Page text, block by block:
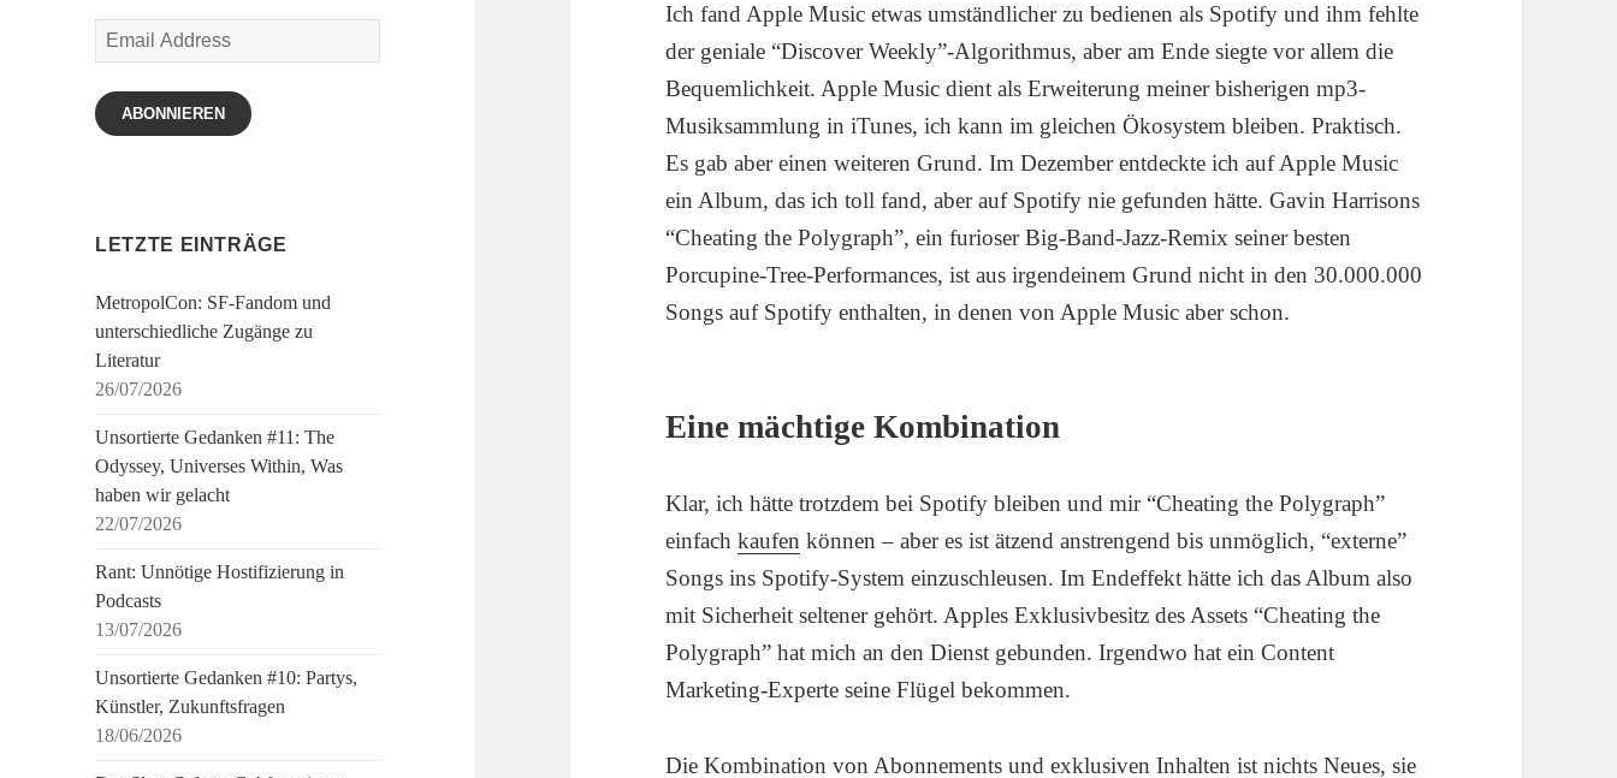
Email
Address
ABONNIEREN
LETZTE EINTRÄGE
MetropolCon: SF-Fandom und
unterschiedliche Zugänge zu
Literatur
26/07/2026
Unsortierte Gedanken #11: The
Odyssey, Universes Within, Was
haben wir gelacht
22/07/2026
Rant: Unnötige Hostifizierung in
Podcasts
13/07/2026
Unsortierte Gedanken #10: Partys,
Künstler, Zukunftsfragen
18/06/2026
Ich fand Apple Music etwas umständlicher zu bedienen als Spotify und ihm fehlte
der geniale “Discover Weekly”-Algorithmus, aber am Ende siegte vor allem die
Bequemlichkeit. Apple Music dient als Erweiterung meiner bisherigen mp3-
Musiksammlung in iTunes, ich kann im gleichen Ökosystem bleiben. Praktisch.
Es gab aber einen weiteren Grund. Im Dezember entdeckte ich auf Apple Music
ein Album, das ich toll fand, aber auf Spotify nie gefunden hätte. Gavin Harrisons
“Cheating the Polygraph”, ein furioser Big-Band-Jazz-Remix seiner besten
Porcupine-Tree-Performances, ist aus irgendeinem Grund nicht in den 30.000.000
Songs auf Spotify enthalten, in denen von Apple Music aber schon.
Eine mächtige Kombination
Klar, ich hätte trotzdem bei Spotify bleiben und mir “Cheating the Polygraph”
einfachkaufen können – aber es ist ätzend anstrengend bis unmöglich, “externe”
Songs ins Spotify-System einzuschleusen. Im Endeffekt hätte ich das Album also
mit Sicherheit seltener gehört. Apples Exklusivbesitz des Assets “Cheating the
Polygraph” hat mich an den Dienst gebunden. Irgendwo hat ein Content
Marketing-Experte seine Flügel bekommen.
Die Kombination von Abonnements und exklusiven Inhalten ist nichts Neues, sie